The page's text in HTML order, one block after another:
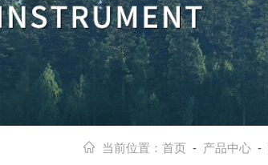
当前位置： 首页 - 产品中心-